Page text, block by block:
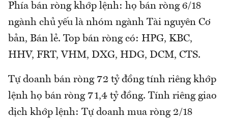
Phía bán ròng khớp lệnh: họ bán ròng 6/18
ngành chủ yếu là nhóm ngành Tài nguyên Cơ
bản, Bán lẻ. Top bán ròng có: HPG, KBC,
HHV, FRT, VHM, DXG, HDG, DCM, CTS.
Tự doanh bán ròng 72 tỷ đồng tính riêng khớp
lệnh họ bán ròng 71,4 tỷ đồng. Tính riêng giao
dịch khớp lệnh: Tự doanh mua ròng 2/18